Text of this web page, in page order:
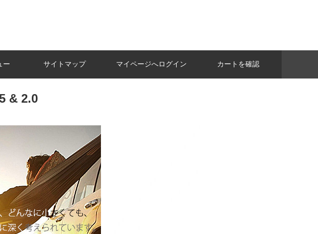
ー サイトマップ マイページへログイン カートを確認
& 2.0